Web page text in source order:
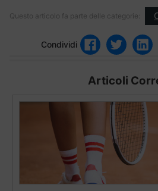
Questo articolo fa parte delle categorie:
Condividi
Articoli